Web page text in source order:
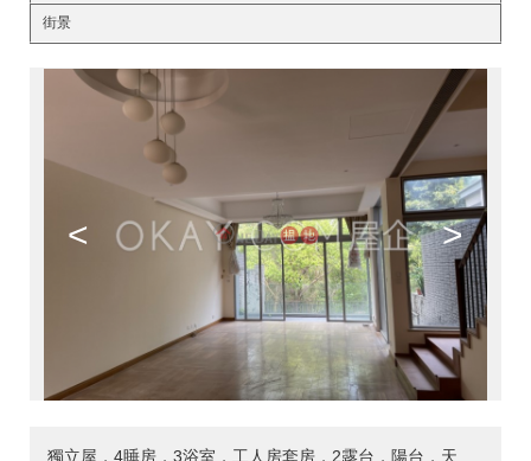
街景
< >
獨立屋，4睡房，3浴室，工人房套房，2露台，陽台，天